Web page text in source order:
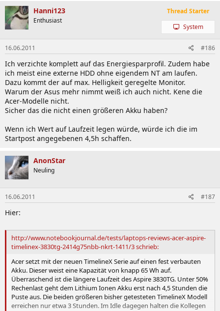
Hanni123
Enthusiast
Thread Starter
System
16.06.2011 #186
Ich verzichte komplett auf das Energiesparprofil. Zudem habe
ich meist eine externe HDD ohne eigendem NT am laufen.
Dazu kommt der auf max. Helligkeit geregelte Monitor.
Warum der Asus mehr nimmt weiß ich auch nicht. Kene die
Acer-Modelle nicht.
Sicher das die nicht einen größeren Akku haben?
Wenn ich Wert auf Laufzeit legen würde, würde ich die im
Startpost angegebenen 4,5h schaffen.
AnonStar
Neuling
16.06.2011 #187
Hier:
http://www.notebookjournal.de/tests/laptops-reviews-acer-aspire-
timelinex-3830tg-2414g75nbb-nkrt-1411/3 schrieb:
Acer setzt mit der neuen TimelineX Serie auf einen fest verbauten
Akku. Dieser weist eine Kapazität von knapp 65 Wh auf.
Überraschend ist die längere Laufzeit des Aspire 3830TG. Unter 50%
Rechenlast geht dem Lithium Ionen Akku erst nach 4,5 Stunden die
Puste aus. Die beiden größeren bisher getesteten TimelineX Modell
erreichen nur etwa 3 Stunden. Im Idle dagegen halten die Kollegen